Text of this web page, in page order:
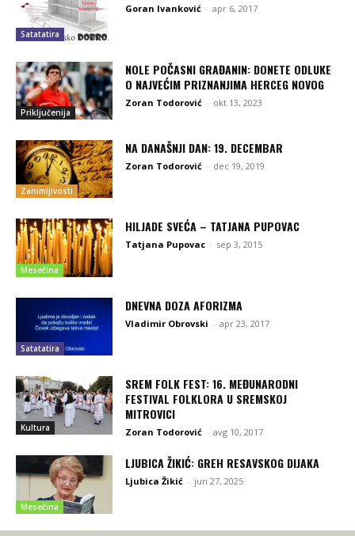
Satatatira
Goran Ivanković - apr 6, 2017
Priključenija
NOLE POČASNI GRAĐANIN: DONETE ODLUKE
O NAJVEĆIM PRIZNANJIMA HERCEG NOVOG
Zoran Todorović - okt 13, 2023
Zanimljivosti
NA DANAŠNJI DAN: 19. DECEMBAR
Zoran Todorović - dec 19, 2019
Mesečina
HILJADE SVEĆA – TATJANA PUPOVAC
Tatjana Pupovac - sep 3, 2015
Satatatira
DNEVNA DOZA AFORIZMA
Vladimir Obrovski - apr 23, 2017
Kultura
SREM FOLK FEST: 16. MEĐUNARODNI
FESTIVAL FOLKLORA U SREMSKOJ
MITROVICI
Zoran Todorović - avg 10, 2017
Mesečina
LJUBICA ŽIKIĆ: GREH RESAVSKOG DIJAKA
Ljubica Žikić - jun 27, 2025